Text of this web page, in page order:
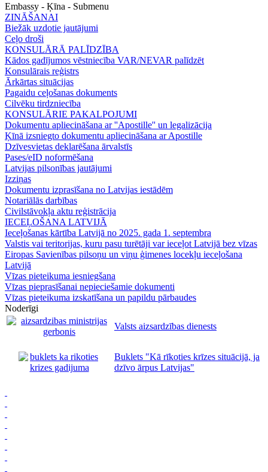
Embassy - Ķīna - Submenu
ZINĀŠANAI
Biežāk uzdotie jautājumi
Ceļo droši
KONSULĀRĀ PALĪDZĪBA
Kādos gadījumos vēstniecība VAR/NEVAR palīdzēt
Konsulārais reģistrs
Ārkārtas situācijas
Pagaidu ceļošanas dokuments
Cilvēku tirdzniecība
KONSULĀRIE PAKALPOJUMI
Dokumentu apliecināšana ar ''Apostille'' un legalizācija
Ķīnā izsniegto dokumentu apliecināšana ar Apostille
Dzīvesvietas deklarēšana ārvalstīs
Pases/eID noformēšana
Latvijas pilsonības jautājumi
Izziņas
Dokumentu izprasīšana no Latvijas iestādēm
Notariālās darbības
Civilstāvokļa aktu reģistrācija
IECEĻOŠANA LATVIJĀ
Ieceļošanas kārtība Latvijā no 2025. gada 1. septembra
Valstis vai teritorijas, kuru pasu turētāji var ieceļot Latvijā bez vīzas
Eiropas Savienības pilsoņu un viņu ģimenes locekļu ieceļošana
Latvijā
Vīzas pieteikuma iesniegšana
Vīzas pieprasīšanai nepieciešamie dokumenti
Vīzas pieteikuma izskatīšana un papildu pārbaudes
Noderīgi
Valsts aizsardzības dienests
Buklets "Kā rīkoties krīzes situācijā, ja
dzīvo ārpus Latvijas"